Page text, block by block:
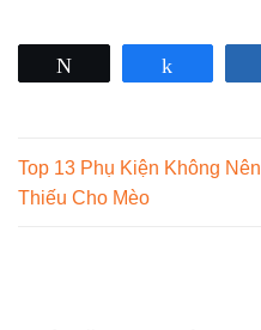
Top 13 Phụ Kiện Không Nên
Thiếu Cho Mèo